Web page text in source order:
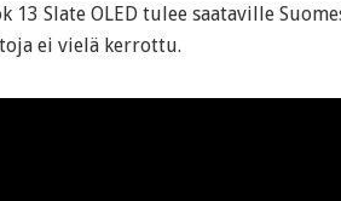
13 Slate OLED tulee saataville
ei vielä kerrottu.